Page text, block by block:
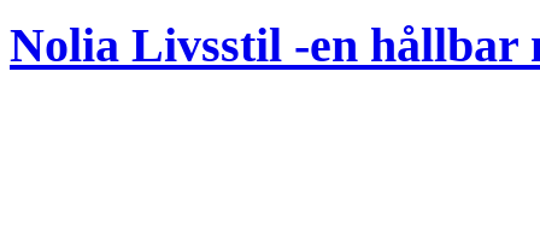
Nolia Livsstil -en hållbar